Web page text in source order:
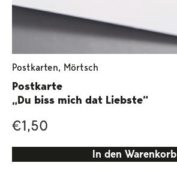
Postkarten, Mörtsch
Postkarte
„Du biss mich dat Liebste“
€1,50
In den Warenkorb